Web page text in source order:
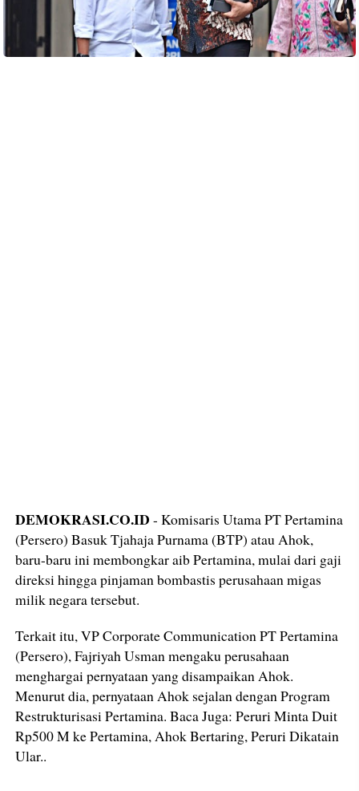
DEMOKRASI.CO.ID - Komisaris Utama PT Pertamina
(Persero) Basuk Tjahaja Purnama (BTP) atau Ahok,
baru-baru ini membongkar aib Pertamina, mulai dari gaji
direksi hingga pinjaman bombastis perusahaan migas
milik negara tersebut.
Terkait itu, VP Corporate Communication PT Pertamina
(Persero), Fajriyah Usman mengaku perusahaan
menghargai pernyataan yang disampaikan Ahok.
Menurut dia, pernyataan Ahok sejalan dengan Program
Restrukturisasi Pertamina. Baca Juga: Peruri Minta Duit
Rp500 M ke Pertamina, Ahok Bertaring, Peruri Dikatain
Ular..